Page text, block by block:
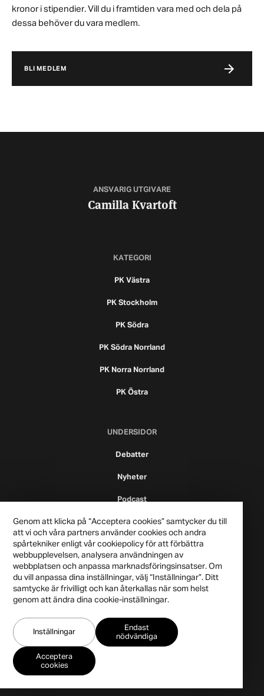
kronor i stipendier. Vill du i framtiden vara med och dela på
dessa behöver du vara medlem.
BLI MEDLEM
ANSVARIG UTGIVARE
Camilla Kvartoft
KATEGORI
PK Västra
PK Stockholm
PK Södra
PK Södra Norrland
PK Norra Norrland
PK Östra
UNDERSIDOR
Debatter
Nyheter
Podcast
Integritetspolicy
Genom att klicka på “Acceptera cookies” samtycker du till
att vi och våra partners använder cookies och andra
spårtekniker enligt vår cookiepolicy för att förbättra
webbupplevelsen, analysera användningen av
webbplatsen och anpassa marknadsföringsinsatser. Om
du vill anpassa dina inställningar, välj “Inställningar”. Ditt
samtycke är frivilligt och kan återkallas när som helst
genom att ändra dina cookie-inställningar.
Inställningar
Endast
nödvändiga
Acceptera
cookies